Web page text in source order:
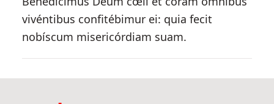
vivéntibus confitébimur ei: quia fecit
nobíscum misericórdiam suam.